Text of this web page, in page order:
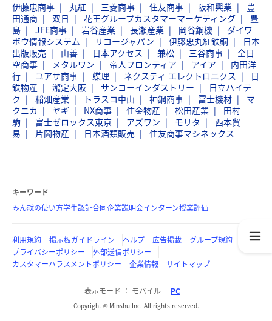
伊藤忠商事 丸紅 三菱商事 住友商事 阪和興業
豊
田通商
双日 花王グループカスタマーマーケティング
豊
島
JFE商事 岩谷産業 長瀬産業 岡谷鋼機
ダイワ
ボウ情報システム
リコージャパン 伊藤忠丸紅鉄鋼
日本
出版販売
山善 日本アクセス 兼松 三谷商事
全日
空商事
メタルワン 帝人フロンティア アイア
内田洋
行
ユアサ商事 蝶理 ネクスティ エレクトロニクス
日
鉄物産
瀧定大阪 サンコーインダストリー
日立ハイテ
ク
稲畑産業 トラスコ中山 神鋼商事 冨士機材
マ
クニカ
ヤギ NX商事 住金物産 松田産業
田村
駒
富士ゼロックス東京 アズワン モリタ
西本貿
易
片岡物産 日本酒類販売 住友商事マシネックス
キーワード
みん就の使い方学生認証合同企業説明会インターン授業評価
利用規約 掲示板ガイドライン ヘルプ 広告掲載
グループ規約
プライバシーポリシー
外部送信ポリシー
カスタマーハラスメントポリシー
企業情報 サイトマップ
表示モード モバイル PC
Copyright © Minshu Inc. All rights reserved.